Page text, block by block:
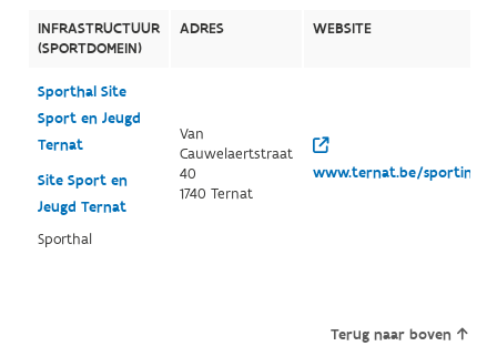
INFRASTRUCTUUR
(SPORTDOMEIN)
ADRES WEBSITE
Sporthal Site
Sport en Jeugd
Ternat
Site Sport en
Jeugd Ternat
Sporthal
Van
Cauwelaertstraat
40
1740 Ternat
www.ternat.be/
Terug naar boven